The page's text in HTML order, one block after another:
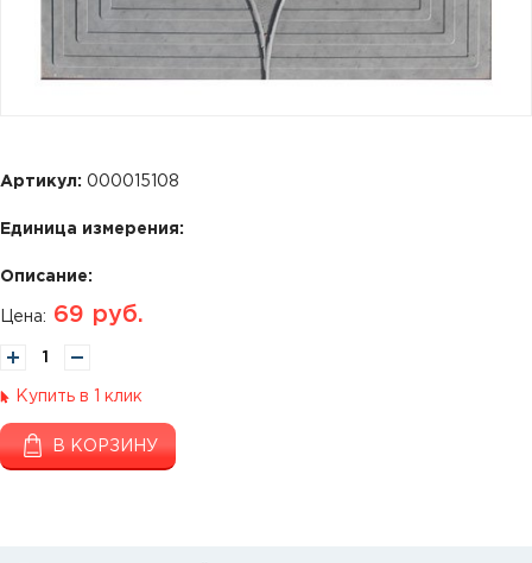
Артикул: 000015108
Единица измерения:
Описание:
Цена: 69 руб.
Купить в 1 клик
В КОРЗИНУ